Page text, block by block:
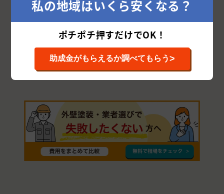
泉南市 阪南市 四條畷市
柏原市
藤井寺市
泉大津市 南河内郡
高石市
豊能郡 大阪狭山市
私の地域はいくら安くなる？
ポチポチ押すだけでOK！
助成金がもらえるか調べてもらう>